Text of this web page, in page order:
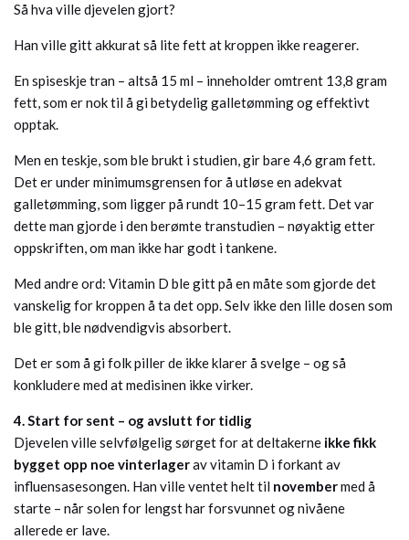
Så hva ville djevelen gjort?
Han ville gitt akkurat så lite fett at kroppen ikke reagerer.
En spiseskje tran – altså 15 ml – inneholder omtrent 13,8 gram
fett, som er nok til å gi betydelig galletømming og effektivt
opptak.
Men en teskje, som ble brukt i studien, gir bare 4,6 gram fett.
Det er under minimumsgrensen for å utløse en adekvat
galletømming, som ligger på rundt 10–15 gram fett. Det var
dette man gjorde i den berømte transtudien – nøyaktig etter
oppskriften, om man ikke har godt i tankene.
Med andre ord: Vitamin D ble gitt på en måte som gjorde det
vanskelig for kroppen å ta det opp. Selv ikke den lille dosen som
ble gitt, ble nødvendigvis absorbert.
Det er som å gi folk piller de ikke klarer å svelge – og så
konkludere med at medisinen ikke virker.
4. Start for sent – og avslutt for tidlig
Djevelen ville selvfølgelig sørget for at deltakerne ikke fikk
bygget opp noe vinterlagerav vitamin D i forkant av
influensasesongen. Han ville ventet helt til novembermed å
starte – når solen for lengst har forsvunnet og nivåene
allerede er lave.